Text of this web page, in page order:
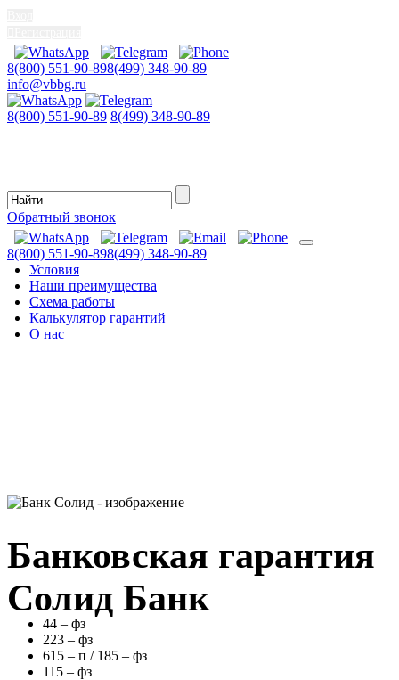
8(800) 551-90-898(499) 348-90-89
info@vbbg.ru
8(800) 551-90-89 8(499) 348-90-89
Обратный звонок
8(800) 551-90-898(499) 348-90-89
Условия
Наши преимущества
Схема работы
Калькулятор гарантий
О нас
Банковская гарантия
Солид Банк
44 – фз
223 – фз
615 – п / 185 – фз
115 – фз